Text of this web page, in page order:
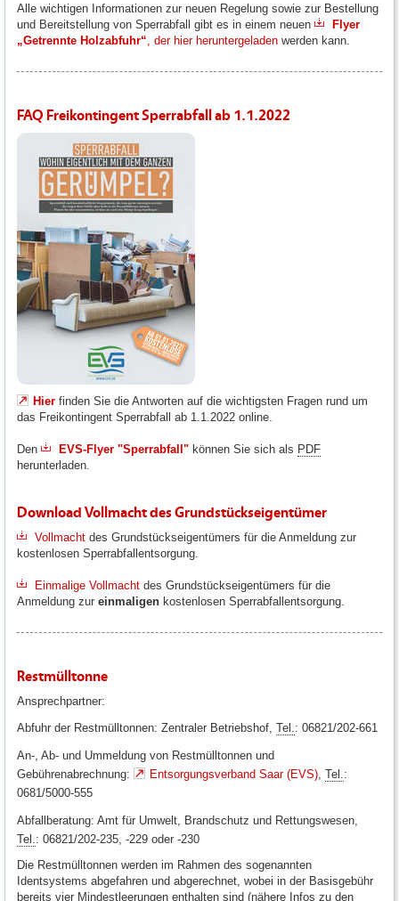
Alle wichtigen Informationen zur neuen Regelung sowie zur Bestellung
und Bereitstellung von Sperrabfall gibt es in einem neuen
Flyer
„Getrennte Holzabfuhr“ , der hier heruntergeladen werden kann.
FAQ Freikontingent Sperrabfall ab 1.1.2022
Hier finden Sie die Antworten auf die wichtigsten Fragen rund um
das Freikontingent Sperrabfall ab 1.1.2022 online.
Den EVS-Flyer "Sperrabfall" können Sie sich als PDF
herunterladen.
Download Vollmacht des Grundstückseigentümer
Vollmacht des Grundstückseigentümers für die Anmeldung zur
kostenlosen Sperrabfallentsorgung.
Einmalige Vollmacht des Grundstückseigentümers für die
Anmeldung zur einmaligen kostenlosen Sperrabfallentsorgung.
Restmülltonne
Ansprechpartner:
Abfuhr der Restmülltonnen: Zentraler Betriebshof, Tel. : 06821/202-661
An-, Ab- und Ummeldung von Restmülltonnen und
Gebührenabrechnung:
Entsorgungsverband Saar (EVS) Tel. :
0681/5000-555
Abfallberatung: Amt für Umwelt, Brandschutz und Rettungswesen,
Tel. : 06821/202-235, -229 oder -230
Die Restmülltonnen werden im Rahmen des sogenannten
Identsystems abgefahren und abgerechnet, wobei in der Basisgebühr
bereits vier Mindestleerungen enthalten sind (nähere Infos zu den